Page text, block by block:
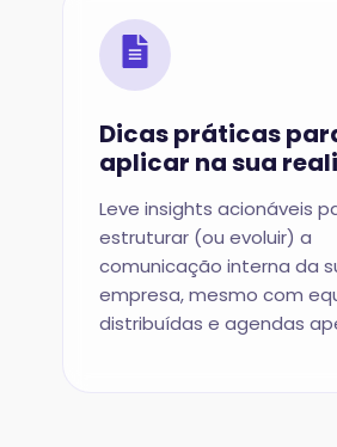
Dicas práticas
aplicar na sua
Leve insights acionáveis
estruturar (ou evoluir) a
comunicação interna da
empresa, mesmo com
distribuídas e agendas